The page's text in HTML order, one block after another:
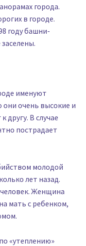
города.
в городе.
году башни-
именуют
они очень высокие и
другу. В случае
пострадает
молодой
лет назад.
человек. Женщина
мать с ребенком,
«утеплению»